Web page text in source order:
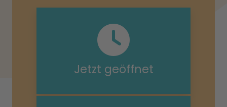
Jetzt geöffnet